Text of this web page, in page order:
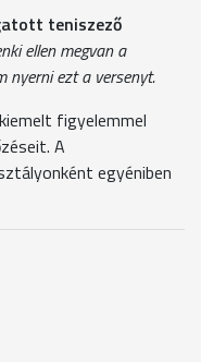
teniszező
ellen megvan a
nyerni ezt a versenyt.
figyelemmel
A
egyéniben